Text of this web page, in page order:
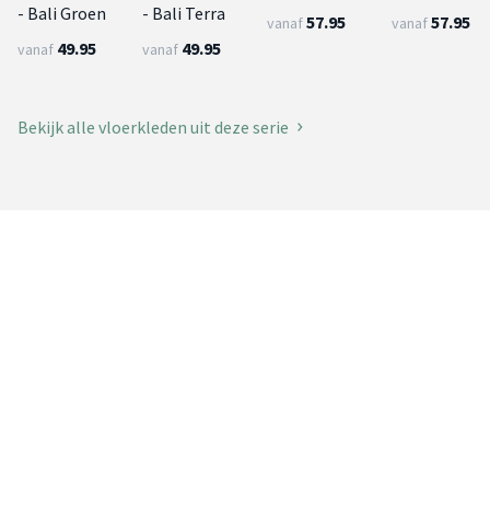
- Bali Groen
vanaf 49.95
- Bali Terra
vanaf 49.95
vanaf57.95 vanaf57.95
Bekijk alle vloerkleden uit deze serie